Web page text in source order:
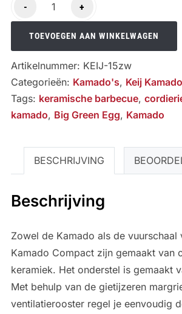
-
Kamado
Compact
(15")
aantal
+
TOEVOEGEN AAN WINKELWAGEN
Artikelnummer: KEIJ-15zw
Categorieën: Kamado's, Keij Kamado
Tags: keramische barbecue,
kamado, Big Green Egg, Kamado
BESCHRIJVING
Beschrijving
Zowel de Kamado als de vuurschaal
Kamado Compact zijn gemaakt van
keramiek. Het onderstel is gemaakt
Met behulp van de gietijzeren
ventilatierooster regel je eenvoudig